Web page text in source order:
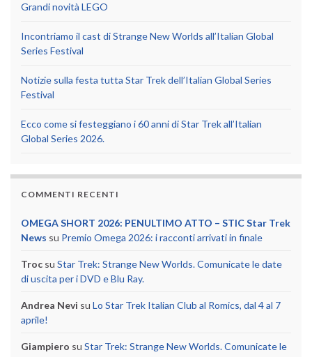
Grandi novità LEGO
Incontriamo il cast di Strange New Worlds all’Italian Global
Series Festival
Notizie sulla festa tutta Star Trek dell’Italian Global Series
Festival
Ecco come si festeggiano i 60 anni di Star Trek all’Italian
Global Series 2026.
COMMENTI RECENTI
OMEGA SHORT 2026: PENULTIMO ATTO – STIC Star Trek
News su Premio Omega 2026: i racconti arrivati in finale
Troc su Star Trek: Strange New Worlds. Comunicate le date
di uscita per i DVD e Blu Ray.
Andrea Nevi su Lo Star Trek Italian Club al Romics, dal 4 al 7
aprile!
Giampiero su Star Trek: Strange New Worlds. Comunicate le